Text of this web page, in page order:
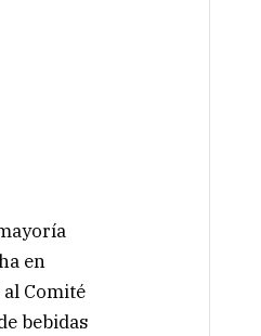
en
Comité
bebidas